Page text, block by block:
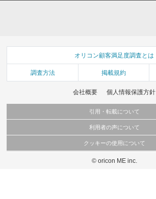
オリコン顧客満足度調査とは
調査方法 掲載規約
会社概要 個人情報保護方針
引用・転載について
当サイトで公開されている情報（文字、写真、イラスト、画
これらの情報を権利者の許可なく無断転載・複製などの二次
利用者の声について
当サイトに掲載している内容はすべてサービスの利用者が提
弊社の見解・ 意見ではないことをご理解いただいた上でご覧く
クッキーの使用について
このサイトでは Cookie を使用して、ユーザーに合わせたコン
© oricon ME inc.